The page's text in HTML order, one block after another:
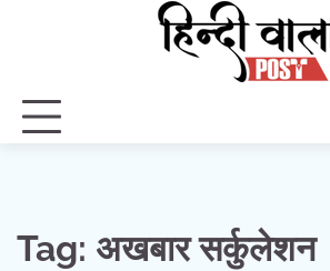
Tag: अखबार सर्कुलेशन